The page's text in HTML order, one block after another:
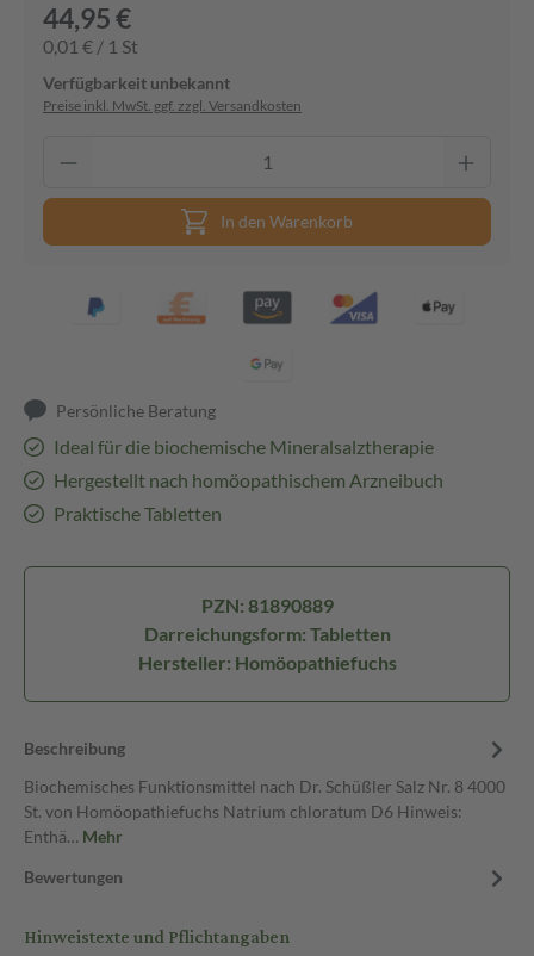
44,95 €
0,01 € / 1 St
Verfügbarkeit unbekannt
Preise inkl. MwSt. ggf. zzgl. Versandkosten
In den Warenkorb
Persönliche Beratung
Ideal für die biochemische Mineralsalztherapie
Hergestellt nach homöopathischem Arzneibuch
Praktische Tabletten
PZN: 81890889
Darreichungsform: Tabletten
Hersteller: Homöopathiefuchs
Beschreibung
Biochemisches Funktionsmittel nach Dr. Schüßler Salz Nr. 8 4000
St. von Homöopathiefuchs Natrium chloratum D6 Hinweis:
Enthä… Mehr
Bewertungen
Hinweistexte und Pflichtangaben